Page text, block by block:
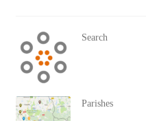
Search
Parishes